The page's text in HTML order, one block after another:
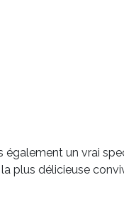
un vrai
plus délicieuse